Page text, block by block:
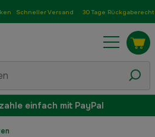
Schneller Versand 30 Tage Rückgaberecht
einfach mit PayPal